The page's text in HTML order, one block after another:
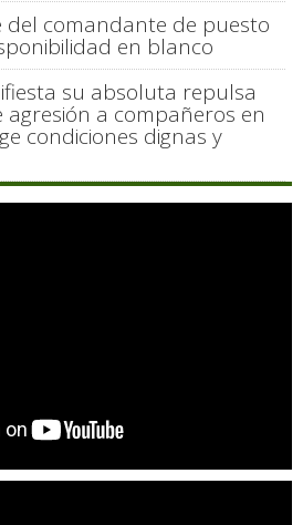
del comandante de puesto
en blanco
su absoluta repulsa
agresión a compañeros en
condiciones dignas y